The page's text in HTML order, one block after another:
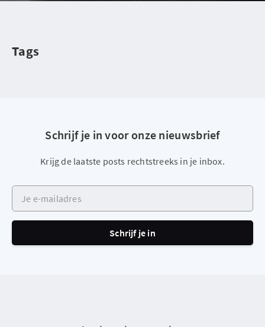
Tags
Schrijf je in voor onze nieuwsbrief
Krijg de laatste posts rechtstreeks in je inbox.
Je e-mailadres
Schrijf je in